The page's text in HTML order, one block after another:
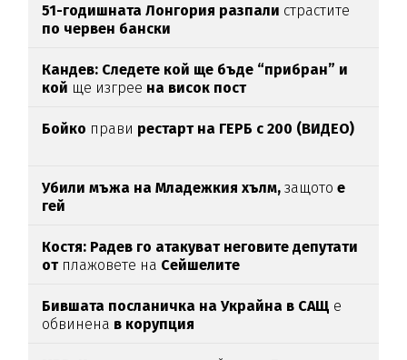
51-годишната Лонгория разпали страстите
по червен бански
Кандев: Следете кой ще бъде “прибран” и
кой ще изгрее на висок пост
Бойко прави рестарт на ГЕРБ с 200 (ВИДЕО)
Убили мъжа на Младежкия хълм,защото е
гей
Костя: Радев го атакуват неговите депутати
отплажовете на Сейшелите
Бившата посланичка на Украйна в САЩ е
обвинена в корупция